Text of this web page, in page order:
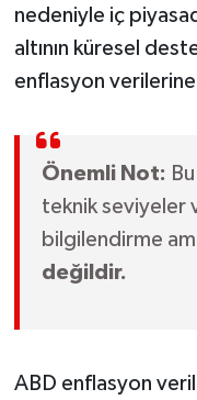
nedeniyle iç
altının küresel
enflasyon
Önemli Not:
teknik seviyeler
bilgilendirme
değildir.
ABD enflasyon